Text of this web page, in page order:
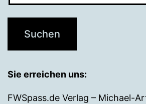
Sie erreichen uns:
FWSpass.de Verlag – Michael-